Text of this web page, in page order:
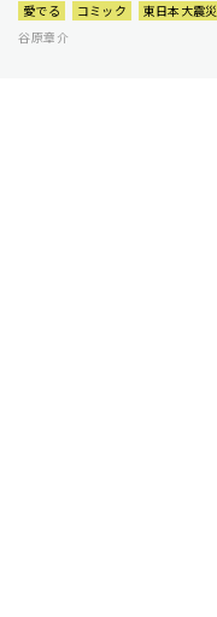
愛でる コミック
東日本大震災
谷原章介